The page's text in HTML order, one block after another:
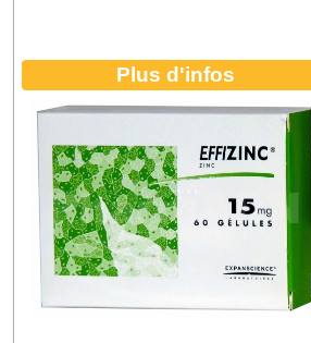
Plus d'infos